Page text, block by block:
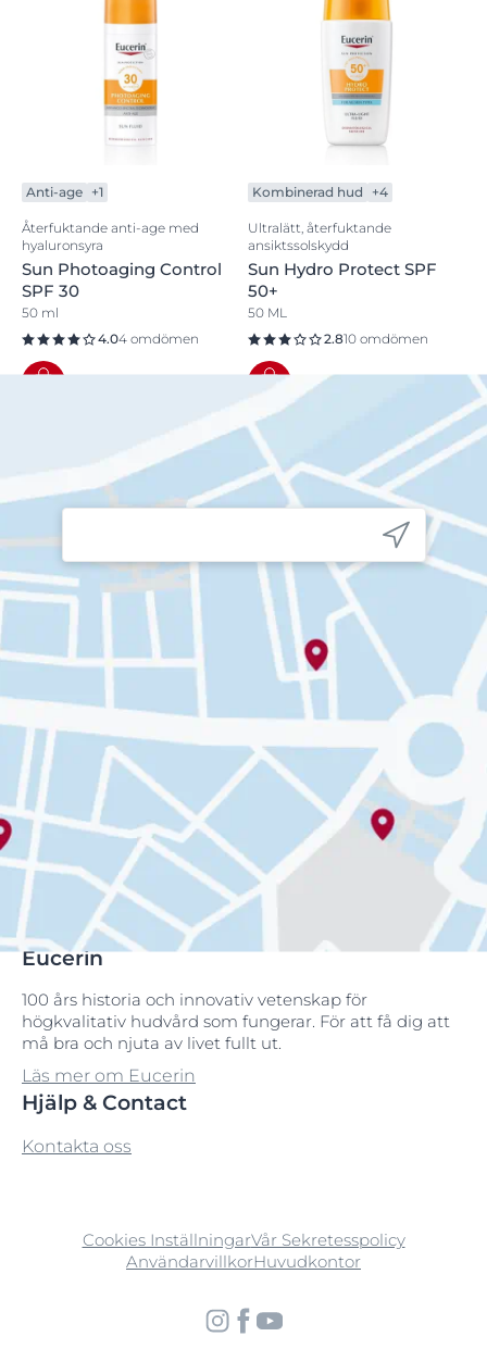
Anti-age +1
Återfuktande anti-age med
hyaluronsyra
Sun Photoaging Control
SPF 30
50 ml
4.04 omdömen
Kombinerad hud +4
Ultralätt, återfuktande
ansiktssolskydd
Sun Hydro Protect SPF
50+
50 ML
2.810 omdömen
Köp
Eucerin
100 års historia och innovativ vetenskap för
högkvalitativ hudvård som fungerar. För att få dig att
må bra och njuta av livet fullt ut.
Läs mer om Eucerin
Hjälp & Contact
Kontakta oss
Cookies InställningarVår Sekretesspolicy
AnvändarvillkorHuvudkontor